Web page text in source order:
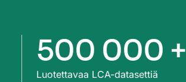
500 000 +
Luotettavaa LCA-datasettiä